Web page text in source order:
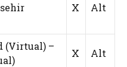
X Alt
(Virtual) –
X Alt